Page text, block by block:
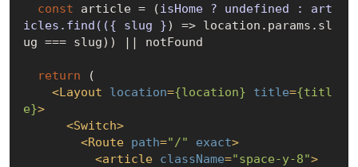
const article = (isHome ? undefined : art
icles.find(({ slug }) => location.params.sl
ug === slug)) || notFound
return (
<Layout location={location} title={titl
e}>
<Switch>
<Route path="/" exact>
<article className="space-y-8">